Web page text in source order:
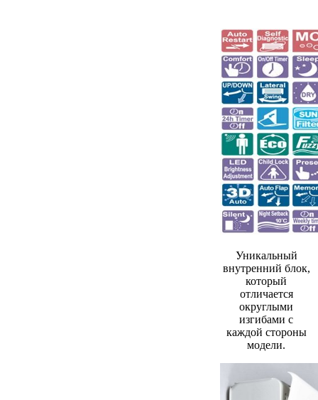
Уникальный
внутренний блок,
который
отличается
округлыми
изгибами с
каждой стороны
модели.